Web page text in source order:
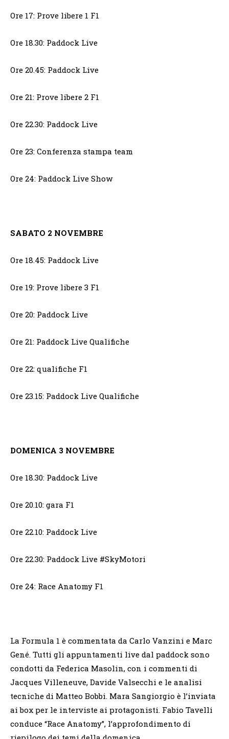
Ore 17: Prove libere 1 F1
Ore 18.30: Paddock Live
Ore 20.45: Paddock Live
Ore 21: Prove libere 2 F1
Ore 22.30: Paddock Live
Ore 23: Conferenza stampa team
Ore 24: Paddock Live Show
SABATO 2 NOVEMBRE
Ore 18.45: Paddock Live
Ore 19: Prove libere 3 F1
Ore 20: Paddock Live
Ore 21: Paddock Live Qualifiche
Ore 22: qualifiche F1
Ore 23.15: Paddock Live Qualifiche
DOMENICA 3 NOVEMBRE
Ore 18.30: Paddock Live
Ore 20.10: gara F1
Ore 22.10: Paddock Live
Ore 22.30: Paddock Live #SkyMotori
Ore 24: Race Anatomy F1
La Formula 1 è commentata da Carlo Vanzini e Marc
Gené. Tutti gli appuntamenti live dal paddock sono
condotti da Federica Masolin, con i commenti di
Jacques Villeneuve, Davide Valsecchi e le analisi
tecniche di Matteo Bobbi. Mara Sangiorgio è l’inviata
ai box per le interviste ai protagonisti. Fabio Tavelli
conduce “Race Anatomy”, l’approfondimento di